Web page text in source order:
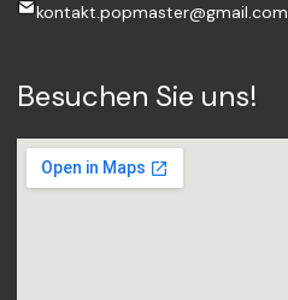
kontakt.popmaster@gmail.com
Besuchen Sie uns!